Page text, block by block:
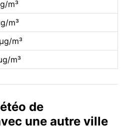
m³
m³
m³
m³
de
une autre ville